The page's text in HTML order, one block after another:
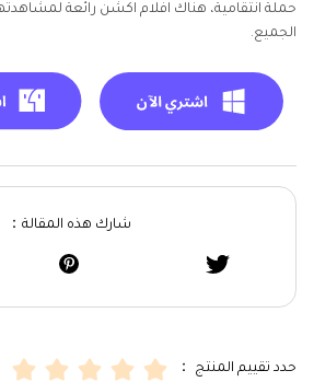
حملة انتقامية، هناك افلام اكشن رائعة
الجميع.
شارك هذه المقالة：
حدد تقييم المنتج ：